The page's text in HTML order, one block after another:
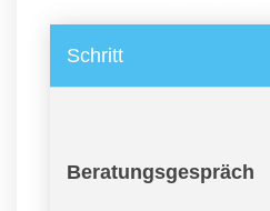
Schritt
Beratungsgespräch